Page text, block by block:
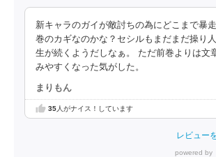
新キャラのガイが敵討ちの為にどこまで暴
巻のカギなのかな？セシルもまだまだ操り
生が続くようだしなぁ。 ただ前巻よりは文
みやすくなった気がした。
まりもん
35人がナイス！しています
レビュー
powered by